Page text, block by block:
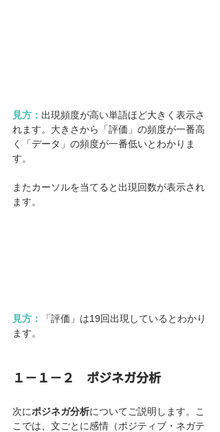
見方： 出現頻度が高い単語ほど大きく表示さ
れます。大きさから「評価」の頻度が一番高
く「データ」の頻度が一番低いとわかりま
す。
またカーソルを当てると出現回数が表示され
ます。
見方：
「評価」は19回出現しているとわかり
ます。
１－１－２　ポジネガ分析
次にポジネガ分析についてご説明します。こ
こでは、文ごとに感情（ポジティブ・ネガテ